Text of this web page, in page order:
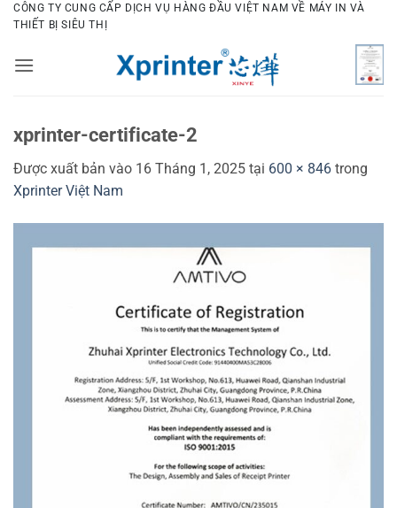
Bỏ
qua
dung
CÔNG TY CUNG CẤP DỊCH VỤ HÀNG ĐẦU VIỆT NAM VỀ MÁY IN VÀ
THIẾT BỊ SIÊU THỊ
xprinter-certificate-2
Được xuất bản vào 16 Tháng 1, 2025 tại 600 × 846 trong
Xprinter Việt Nam